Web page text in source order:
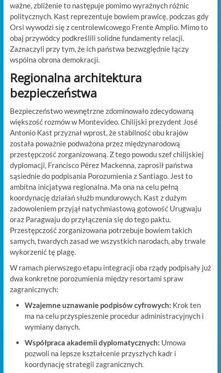
ważne, zbliżenie to następuje pomimo wyraźnych różnic
politycznych. Kast reprezentuje bowiem prawicę, podczas gdy
Orsi wywodzi się z centrolewicowego Frente Amplio. Mimo to
obaj przywódcy podkreślili solidne fundamenty relacji.
Zaznaczyli przy tym, że ich państwa bezwzględnie łączy
wspólna obrona demokracji.
Regionalna architektura
bezpieczeństwa
Bezpieczeństwo wewnętrzne zdominowało zdecydowaną
większość rozmów w Montevideo. Chilijski prezydent José
Antonio Kast przyznał wprost, że stabilność obu krajów
została poważnie podważona przez międzynarodową
przestępczość zorganizowaną. Z tego powodu szef chilijskiej
dyplomacji, Francisco Pérez Mackenna, zaprosił państwa
sąsiednie do podpisania Porozumienia z Santiago. Jest to
ambitna inicjatywa regionalna. Ma ona na celu pełną
koordynację działań służb mundurowych. Kast z dużym
zadowoleniem przyjął natychmiastową gotowość Urugwaju
oraz Paragwaju do przyłączenia się do tego paktu.
Przestępczość zorganizowana potrzebuje bowiem takich
samych, twardych zasad we wszystkich narodach, aby trwale
wykorzenić tę plagę.
W ramach pierwszego etapu integracji oba rządy podpisały już
dwa konkretne porozumienia między resortami spraw
zagranicznych:
Wzajemne uznawanie podpisów cyfrowych: Krok ten
ma na celu przyspieszenie procedur administracyjnych i
wymiany danych.
Współpraca akademii dyplomatycznych: Umowa
pozwoli na lepsze kształcenie przyszłych kadr i
koordynację strategii zagranicznych.